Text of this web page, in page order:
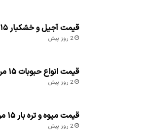
قیمت آجیل و خشکبار ۱۵ مرداد ۱۴۰۵
2 روز پیش
قیمت انواع حبوبات ۱۵ مرداد ۱۴۰۵
2 روز پیش
قیمت میوه و تره بار ۱۵ مرداد ۱۴۰۵
2 روز پیش